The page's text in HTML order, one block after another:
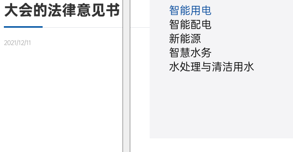
智能用电
智能配电
新能源
智慧水务
水处理与清洁用水
大会的法律意见书
2021/12/11